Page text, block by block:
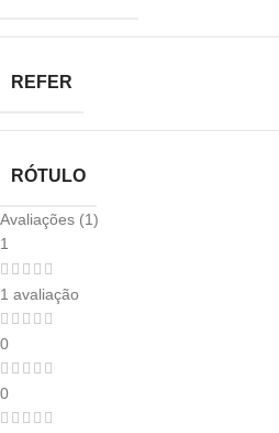
REFER
RÓTULO
Avaliações (1)
1
1 avaliação
0
0